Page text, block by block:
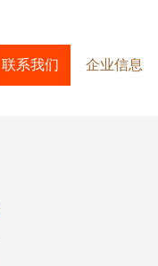
联系我们 企业信息